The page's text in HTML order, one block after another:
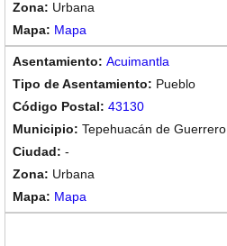
Urbana
Mapa
Acuimantla
Pueblo
43130
Tepehuacán de Guerrero
-
Urbana
Mapa